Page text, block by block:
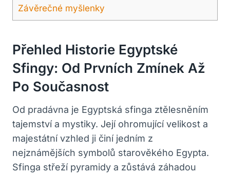
Závěrečné myšlenky
Přehled Historie Egyptské
Sfingy: Od Prvních Zmínek Až
Po Současnost
Od pradávna je Egyptská sfinga ztělesněním
tajemství a mystiky. Její ohromující velikost a
majestátní vzhled ji činí jedním z
nejznámějších symbolů starověkého Egypta.
Sfinga střeží pyramidy a zůstává záhadou